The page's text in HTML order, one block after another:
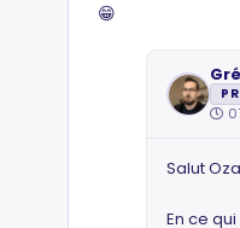
😁
Salut
En ce